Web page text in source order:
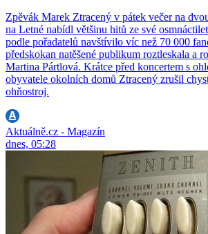
Zpěvák Marek Ztracený v pátek večer na
na Letné nabídl většinu hitů ze své
podle pořadatelů navštívilo víc než 70 000
předskokan natěšené publikum roztleskala a
Martina Pártlová. Krátce před koncertem s
obyvatele okolních domů Ztracený zrušil
ohňostroj.
Aktuálně.cz - Magazín
dnes, 05:28